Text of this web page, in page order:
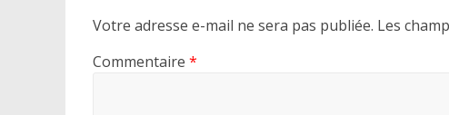
Votre adresse e-mail ne sera pas publiée. Les
Commentaire *